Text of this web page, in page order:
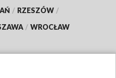
/ RZESZÓW /
/ WROCŁAW